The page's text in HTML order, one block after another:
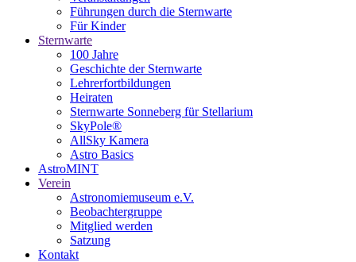
Führungen durch die Sternwarte
Für Kinder
Sternwarte
100 Jahre
Geschichte der Sternwarte
Lehrerfortbildungen
Heiraten
Sternwarte Sonneberg für Stellarium
SkyPole®
AllSky Kamera
Astro Basics
AstroMINT
Verein
Astronomiemuseum e.V.
Beobachtergruppe
Mitglied werden
Satzung
Kontakt